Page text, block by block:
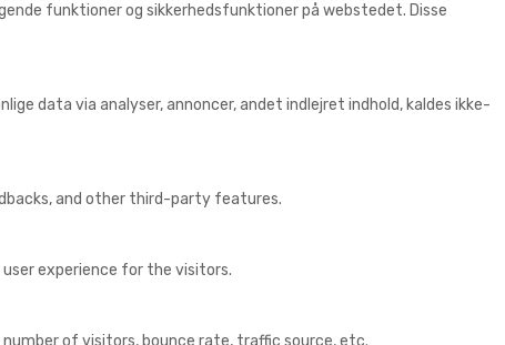
funktioner og sikkerhedsfunktioner på webstedet. Disse
data via analyser, annoncer, andet indlejret indhold, kaldes ikke-
and other third-party features.
experience for the visitors.